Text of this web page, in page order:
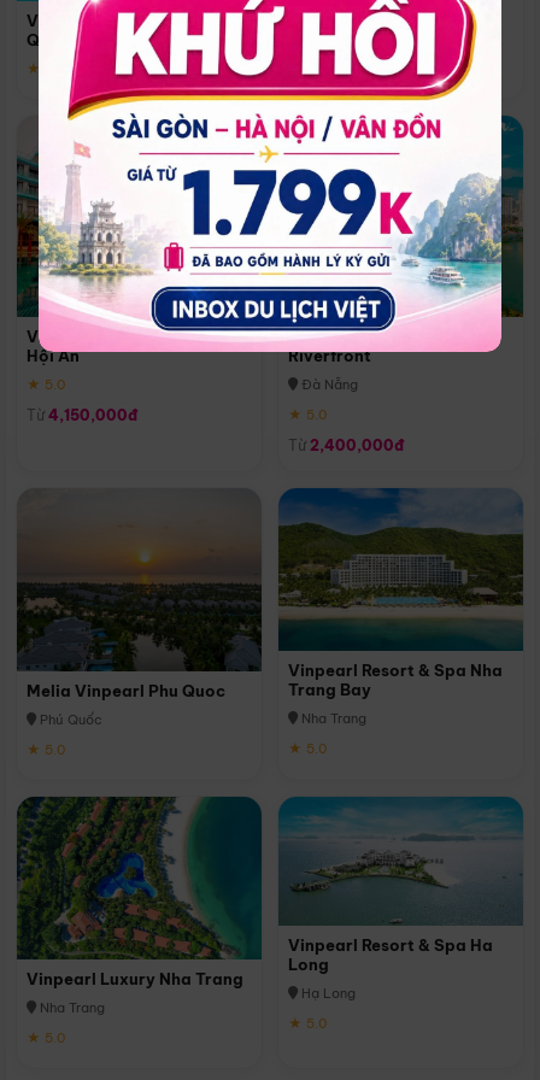
Vinpearl Resort & Spa Phu
Quoc
★ 5.0
Quoc
Phú Quốc
★ 5.0
Vinpearl Resort & Golf Nam
Hội An
★ 5.0
Từ 4,150,000đ
Melia Vinpearl Danang
Riverfront
Đà Nẵng
★ 5.0
Từ 2,400,000đ
Melia Vinpearl Phu Quoc
Phú Quốc
★ 5.0
Vinpearl Resort & Spa Nha
Trang Bay
Nha Trang
★ 5.0
Vinpearl Luxury Nha Trang
Nha Trang
★ 5.0
Vinpearl Resort & Spa Ha
Long
Hạ Long
★ 5.0